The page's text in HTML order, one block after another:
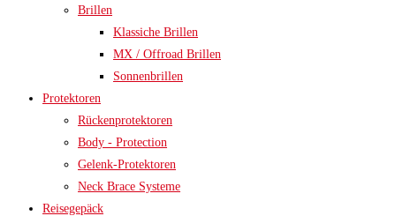
Brillen
Klassiche Brillen
MX / Offroad Brillen
Sonnenbrillen
Protektoren
Rückenprotektoren
Body - Protection
Gelenk-Protektoren
Neck Brace Systeme
Reisegepäck